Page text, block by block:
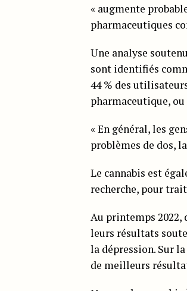
« augmente
pharmaceutiques
Une analyse
sont identifiés
44 % des
pharmaceutique,
« En général, les
problèmes de dos,
Le cannabis est
recherche, pour
Au printemps 2022,
leurs résultats
la dépression. Sur
de meilleurs